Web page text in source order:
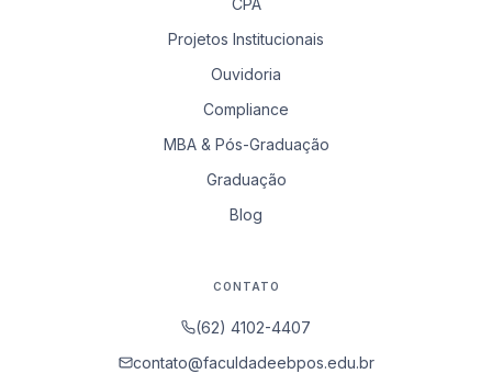
Projetos Institucionais
Ouvidoria
Compliance
MBA & Pós-Graduação
Graduação
Blog
CONTATO
(62) 4102-4407
contato@faculdadeebpos.edu.br